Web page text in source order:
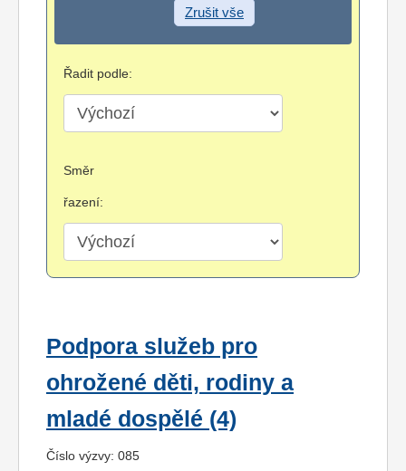
Zrušit vše
Řadit podle:
Směr
řazení:
Podpora služeb pro
ohrožené děti, rodiny a
mladé dospělé (4)
Číslo výzvy: 085